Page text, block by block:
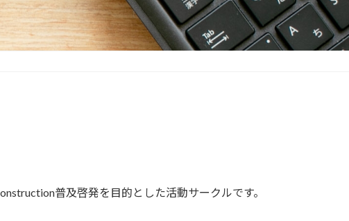
普及啓発を目的とした活動サークルです。